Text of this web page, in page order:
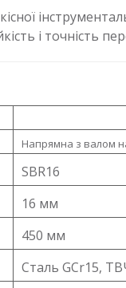
і точність
Напрямна з валом
SBR16
16 мм
450 мм
Сталь GCr15,